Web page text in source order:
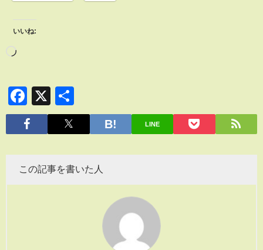
いいね:
Facebook
X
有
LINE
この記事を書いた人